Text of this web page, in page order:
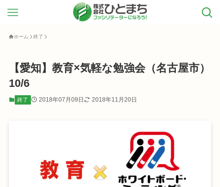
ホーム 終了
【愛知】教育×気軽な勉強会（名古屋市）
10/6
終了 2018年07月09日 2018年11月20日